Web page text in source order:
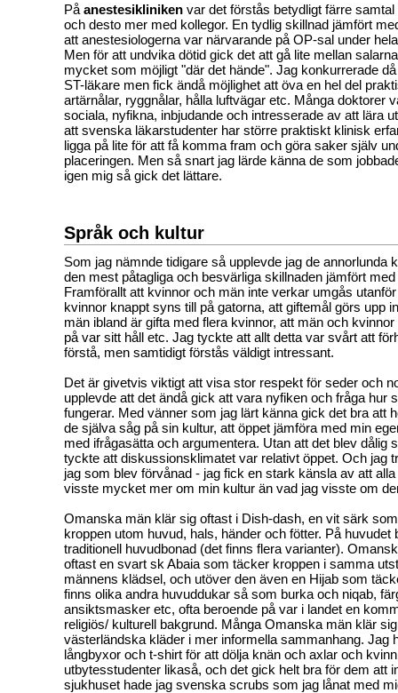
På anestesikliniken var det förstås betydligt färre
och desto mer med kollegor. En tydlig skillnad jämfört
att anestesiologerna var närvarande på OP-sal under
Men för att undvika dötid gick det att gå lite mellan
mycket som möjligt "där det hände". Jag konkurrerade
ST-läkare men fick ändå möjlighet att öva en hel del
artärnålar, ryggnålar, hålla luftvägar etc. Många doktorer
sociala, nyfikna, inbjudande och intresserade av att lära
att svenska läkarstudenter har större praktiskt klinisk
ligga på lite för att få komma fram och göra saker själv
placeringen. Men så snart jag lärde känna de som
igen mig så gick det lättare.
Språk och kultur
Som jag nämnde tidigare så upplevde jag de annorlunda
den mest påtagliga och besvärliga skillnaden jämfört
Framförallt att kvinnor och män inte verkar umgås
kvinnor knappt syns till på gatorna, att giftemål görs upp
män ibland är gifta med flera kvinnor, att män och
på var sitt håll etc. Jag tyckte att allt detta var svårt att
förstå, men samtidigt förstås väldigt intressant.
Det är givetvis viktigt att visa stor respekt för seder och
upplevde att det ändå gick att vara nyfiken och fråga hur
fungerar. Med vänner som jag lärt känna gick det bra att
de själva såg på sin kultur, att öppet jämföra med min
med ifrågasätta och argumentera. Utan att det blev dålig
tyckte att diskussionsklimatet var relativt öppet. Och jag
jag som blev förvånad - jag fick en stark känsla av att
visste mycket mer om min kultur än vad jag visste om
Omanska män klär sig oftast i Dish-dash, en vit särk
kroppen utom huvud, hals, händer och fötter. På huvudet
traditionell huvudbonad (det finns flera varianter).
oftast en svart sk Abaia som täcker kroppen i samma
männens klädsel, och utöver den även en Hijab som
finns olika andra huvuddukar så som burka och niqab,
ansiktsmasker etc, ofta beroende på var i landet en
religiös/ kulturell bakgrund. Många Omanska män klär
västerländska kläder i mer informella sammanhang. Jag
långbyxor och t-shirt för att dölja knän och axlar och
utbytesstudenter likaså, och det gick helt bra för dem att
sjukhuset hade jag svenska scrubs som jag lånat med